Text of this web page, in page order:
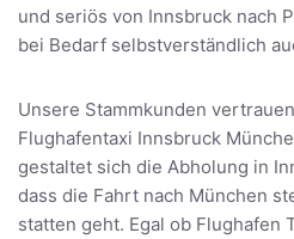
und seriös von Innsbruck nach
bei Bedarf selbstverständlich
Unsere Stammkunden
Flughafentaxi Innsbruck
gestaltet sich die Abholung in
dass die Fahrt nach München
statten geht. Egal ob Flughafen